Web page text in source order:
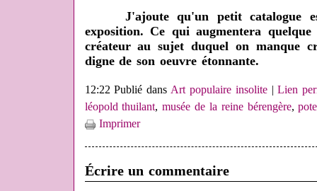
J'ajoute qu'un petit catalogue
exposition. Ce qui augmentera
créateur au sujet duquel on manque
digne de son oeuvre étonnante.
12:22 Publié dansArt populaire insolite|Lien
léopold thuilant,musée de la reine bérengère,
Imprimer
Écrire un commentaire